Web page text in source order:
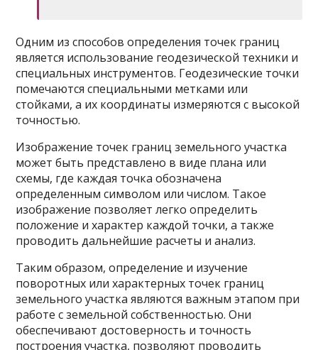
Одним из способов определения точек границ
является использование геодезической техники и
специальных инструментов. Геодезические точки
помечаются специальными метками или
стойками, а их координаты измеряются с высокой
точностью.
Изображение точек границ земельного участка
может быть представлено в виде плана или
схемы, где каждая точка обозначена
определенным символом или числом. Такое
изображение позволяет легко определить
положение и характер каждой точки, а также
проводить дальнейшие расчеты и анализ.
Таким образом, определение и изучение
поворотных или характерных точек границ
земельного участка являются важным этапом при
работе с земельной собственностью. Они
обеспечивают достоверность и точность
построения участка, позволяют проводить